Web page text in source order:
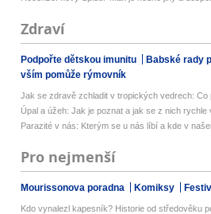
Zdraví
Podpořte dětskou imunitu Babské rady
vším pomůže rýmovník
Jak se zdravě zchladit v tropických vedrech: Co
Úpal a úžeh: Jak je poznat a jak se z nich rychle
Parazité v nás: Kterým se u nás líbí a kde v
Pro nejmenší
Mourissonova poradna Komiksy
Kdo vynalezl kapesník? Historie od středověku